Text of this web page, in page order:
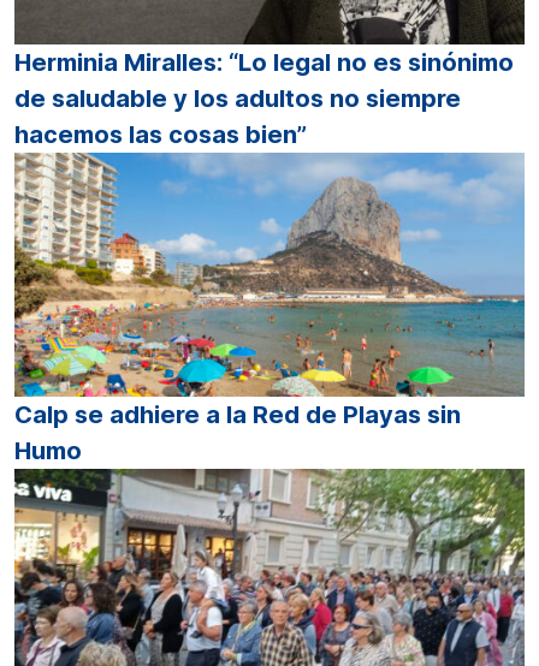
Herminia Miralles: “Lo legal no es sinónimo
de saludable y los adultos no siempre
hacemos las cosas bien”
Calp se adhiere a la Red de Playas sin
Humo